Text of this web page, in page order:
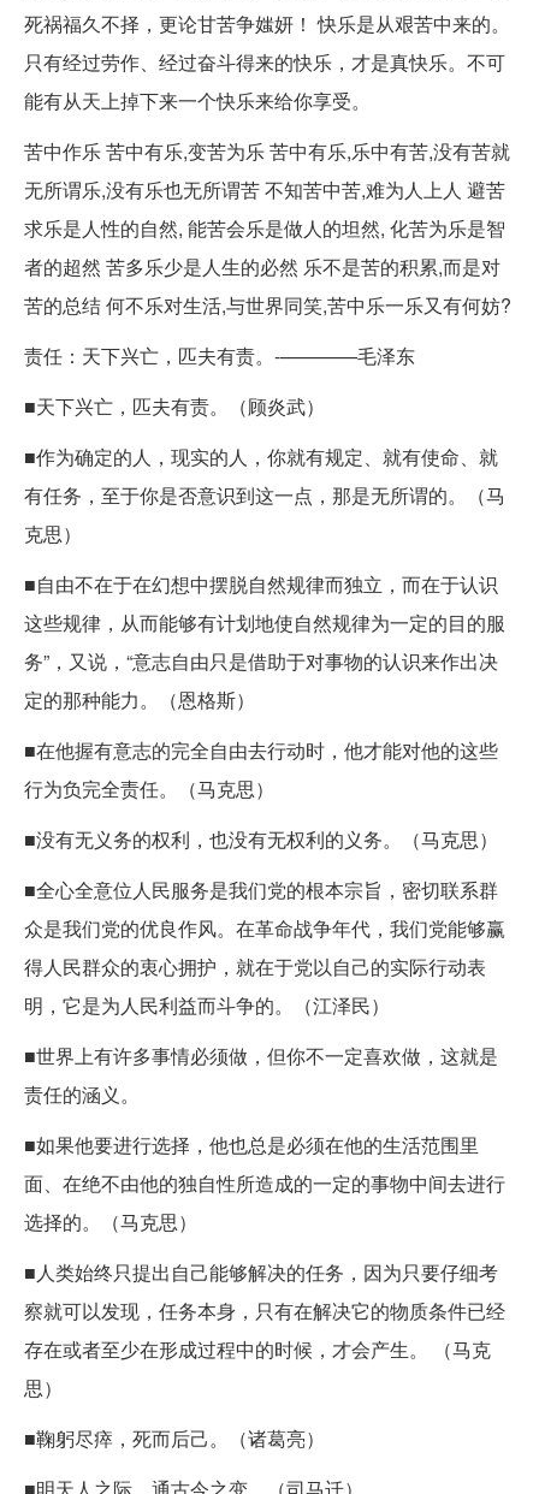
死祸福久不择，更论甘苦争媸妍！ 快乐是从艰苦中来的。
只有经过劳作、经过奋斗得来的快乐，才是真快乐。不可
能有从天上掉下来一个快乐来给你享受。
苦中作乐 苦中有乐,变苦为乐 苦中有乐,乐中有苦,没有苦就
无所谓乐,没有乐也无所谓苦 不知苦中苦,难为人上人 避苦
求乐是人性的自然, 能苦会乐是做人的坦然, 化苦为乐是智
者的超然 苦多乐少是人生的必然 乐不是苦的积累,而是对
苦的总结 何不乐对生活,与世界同笑,苦中乐一乐又有何妨?
责任：天下兴亡，匹夫有责。-————毛泽东
■天下兴亡，匹夫有责。（顾炎武）
■作为确定的人，现实的人，你就有规定、就有使命、就
有任务，至于你是否意识到这一点，那是无所谓的。（马
克思）
■自由不在于在幻想中摆脱自然规律而独立，而在于认识
这些规律，从而能够有计划地使自然规律为一定的目的服
务”，又说，“意志自由只是借助于对事物的认识来作出决
定的那种能力。（恩格斯）
■在他握有意志的完全自由去行动时，他才能对他的这些
行为负完全责任。（马克思）
■没有无义务的权利，也没有无权利的义务。（马克思）
■全心全意位人民服务是我们党的根本宗旨，密切联系群
众是我们党的优良作风。在革命战争年代，我们党能够赢
得人民群众的衷心拥护，就在于党以自己的实际行动表
明，它是为人民利益而斗争的。（江泽民）
■世界上有许多事情必须做，但你不一定喜欢做，这就是
责任的涵义。
■如果他要进行选择，他也总是必须在他的生活范围里
面、在绝不由他的独自性所造成的一定的事物中间去进行
选择的。（马克思）
■人类始终只提出自己能够解决的任务，因为只要仔细考
察就可以发现，任务本身，只有在解决它的物质条件已经
存在或者至少在形成过程中的时候，才会产生。 （马克
思）
■鞠躬尽瘁，死而后己。（诸葛亮）
■明天人之际，通古今之变。（司马迁）